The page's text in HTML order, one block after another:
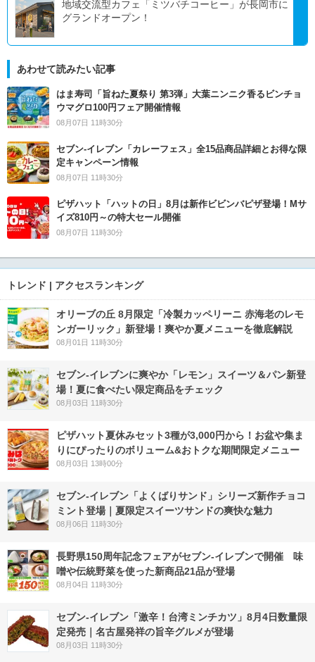
地域交流型カフェ「ミツバチコーヒー」が長岡市に
グランドオープン！
あわせて読みたい記事
はま寿司「旨ねた夏祭り 第3弾」大葉ニンニク香るビンチョ
ウマグロ100円フェア開催情報
08月07日 11時30分
セブン‐イレブン「カレーフェス」全15品商品詳細とお得な限
定キャンペーン情報
08月07日 11時30分
ピザハット「ハットの日」8月は新作ビビンバピザ登場！Mサ
イズ810円～の特大セール開催
08月07日 11時30分
トレンド | アクセスランキング
オリーブの丘 8月限定「冷製カッペリーニ 赤海老のレモ
ンガーリック」新登場！爽やか夏メニューを徹底解説
08月01日 11時30分
セブン‐イレブンに爽やか「レモン」スイーツ＆パン新登
場！夏に食べたい限定商品をチェック
08月03日 11時30分
ピザハット夏休みセット3種が3,000円から！お盆や集ま
りにぴったりのボリューム&おトクな期間限定メニュー
08月03日 13時00分
セブン‐イレブン「よくばりサンド」シリーズ新作チョコ
ミント登場｜夏限定スイーツサンドの爽快な魅力
08月06日 11時30分
長野県150周年記念フェアがセブン-イレブンで開催 味
噌や伝統野菜を使った新商品21品が登場
08月04日 11時30分
セブン-イレブン「激辛！台湾ミンチカツ」8月4日数量限
定発売｜名古屋発祥の旨辛グルメが登場
08月03日 11時30分